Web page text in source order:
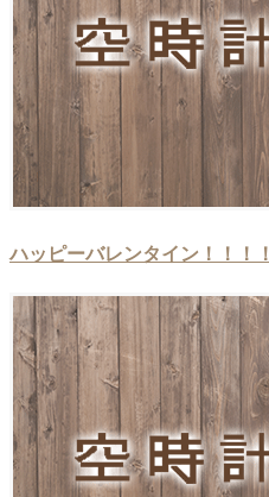
ハッピーバレンタイン！！！！